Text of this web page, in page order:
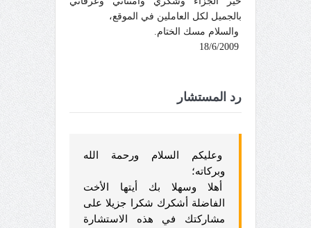
بالجميل لكل العاملين في الموقع،
والسلام مسك الختام.
18/6/2009
رد المستشار
وعليكم السلام ورحمة الله
وبركاته؛
أهلا وسهلا بك أيتها الأخت
الفاضلة أشكرك شكرا جزيلا على
مشاركتك في هذه الاستشارة